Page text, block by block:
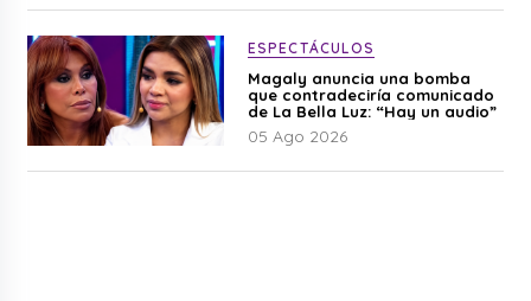
ESPECTÁCULOS
Magaly anuncia una bomba
que contradeciría comunicado
de La Bella Luz: “Hay un audio”
05 Ago 2026